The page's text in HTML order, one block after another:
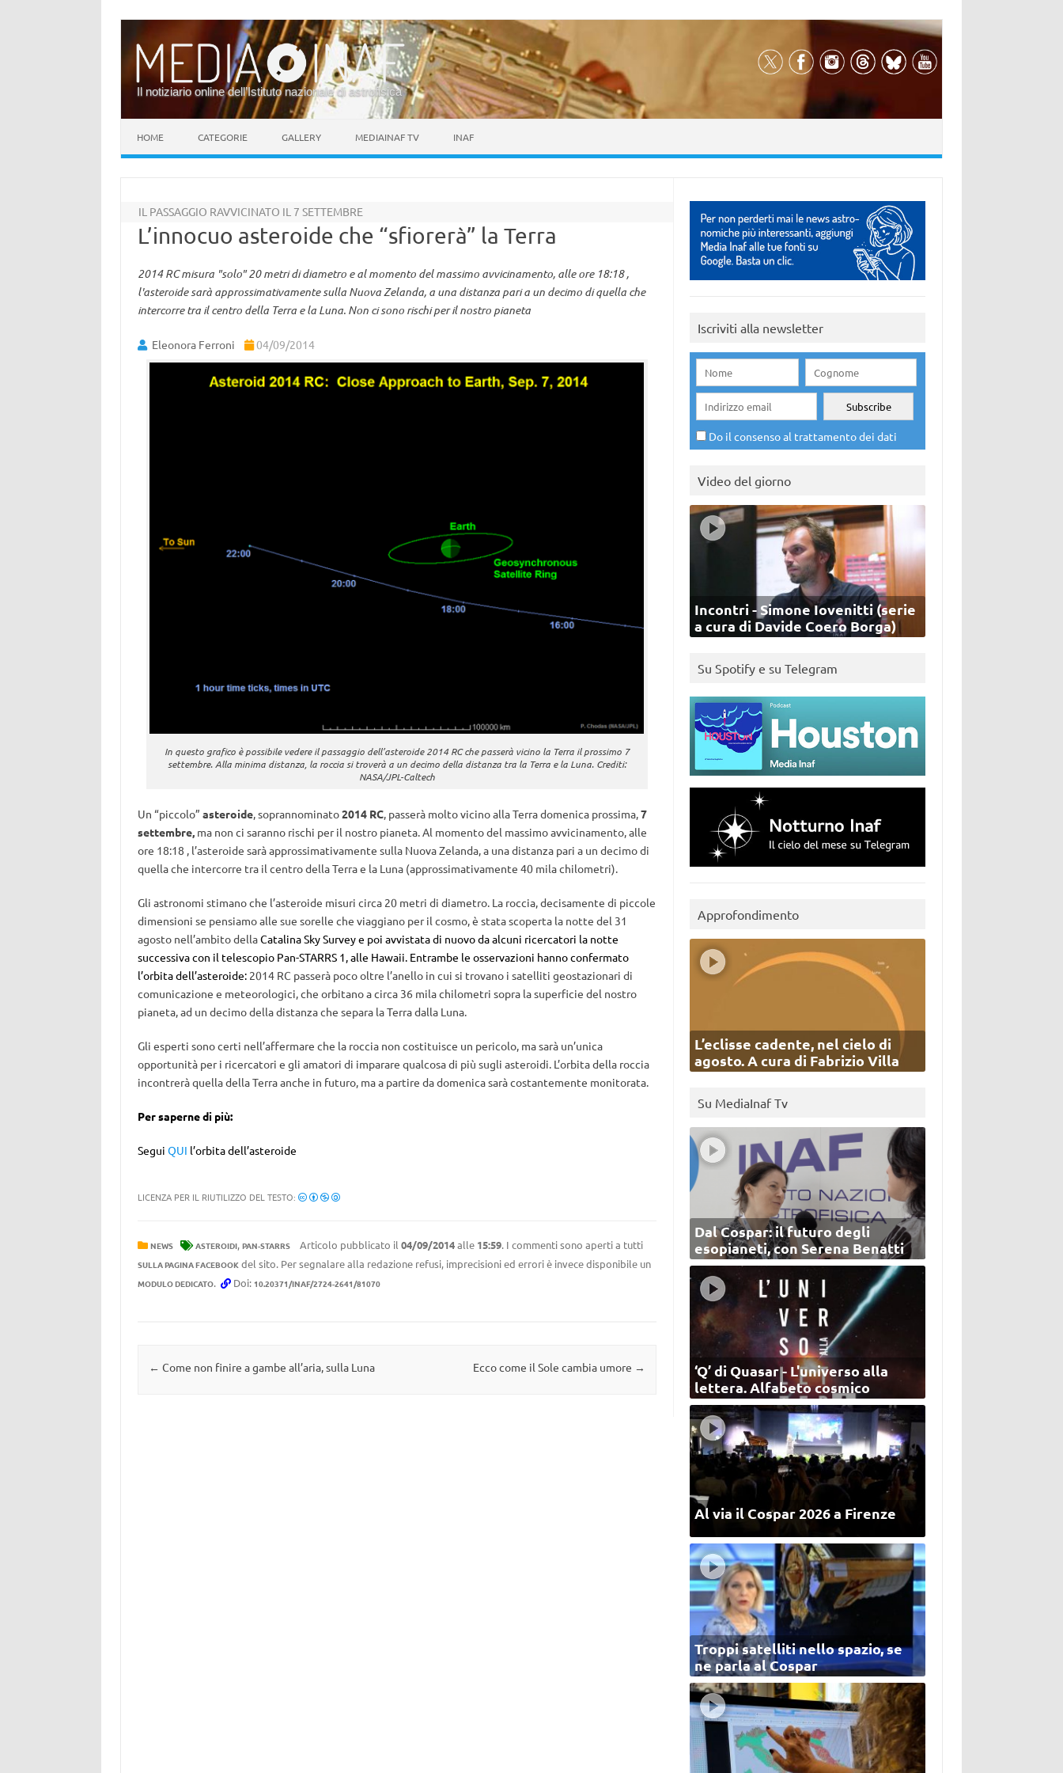
Il notiziario online dell’Istituto nazionale di astrofisica
HOME CATEGORIE GALLERY MEDIAINAF TV INAF
IL PASSAGGIO RAVVICINATO IL 7 SETTEMBRE
L’innocuo asteroide che “sfiorerà” la Terra
2014 RC misura "solo" 20 metri di diametro e al momento del massimo avvicinamento, alle ore 18:18 ,
l'asteroide sarà approssimativamente sulla Nuova Zelanda, a una distanza pari a un decimo di quella che
intercorre tra il centro della Terra e la Luna. Non ci sono rischi per il nostro pianeta
Eleonora Ferroni 04/09/2014
In questo grafico è possibile vedere il passaggio dell’asteroide 2014 RC che passerà vicino la Terra il prossimo 7
settembre. Alla minima distanza, la roccia si troverà a un decimo della distanza tra la Terra e la Luna. Crediti:
NASA/JPL-Caltech
Un “piccolo” asteroide, soprannominato2014 RC, passerà molto vicino alla Terra domenica prossima,7
settembre,ma non ci saranno rischi per il nostro pianeta. Al momento del massimo avvicinamento, alle
ore 18:18 , l’asteroide sarà approssimativamente sulla Nuova Zelanda, a una distanza pari a un decimo di
quella che intercorre tra il centro della Terra e la Luna (approssimativamente 40 mila chilometri).
Gli astronomi stimano che l’asteroide misuri circa 20 metri di diametro. La roccia, decisamente di piccole
dimensioni se pensiamo alle sue sorelle che viaggiano per il cosmo, è stata scoperta la notte del 31
agosto nell’ambito dellaCatalina Sky Survey e poi avvistata di nuovo da alcuni ricercatori la notte
successiva con il telescopio Pan-STARRS 1, alle Hawaii. Entrambe le osservazioni hanno confermato
l’orbita dell’asteroide: 2014 RC passerà poco oltre l’anello in cui si trovano i satelliti geostazionari di
comunicazione e meteorologici, che orbitano a circa 36 mila chilometri sopra la superficie del nostro
pianeta, ad un decimo della distanza che separa la Terra dalla Luna.
Gli esperti sono certi nell’affermare che la roccia non costituisce un pericolo, ma sarà un’unica
opportunità per i ricercatori e gli amatori di imparare qualcosa di più sugli asteroidi. L’orbita della roccia
incontrerà quella della Terra anche in futuro, ma a partire da domenica sarà costantemente monitorata.
Per saperne di più:
Segui QUI l’orbita dell’asteroide
LICENZA PER IL RIUTILIZZO DEL TESTO:
NEWS ASTEROIDI, PAN-STARRS Articolo pubblicato il 04/09/2014alle 15:59. I commenti sono aperti a tutti
SULLA PAGINA FACEBOOKdel sito. Per segnalare alla redazione refusi, imprecisioni ed errori è invece disponibile un
MODULO DEDICATO. Doi: 10.20371/INAF/2724-2641/81070
Navigazione articolo
← Come non finire a gambe all’aria, sulla Luna Ecco come il Sole cambia umore →
Iscriviti alla newsletter
Do il consenso al trattamento dei dati
Video del giorno
Incontri - Simone Iovenitti (serie
a cura di Davide Coero Borga)
Su Spotify e su Telegram
Approfondimento
L’eclisse cadente, nel cielo di
agosto. A cura di Fabrizio Villa
Su MediaInaf Tv
Dal Cospar: il futuro degli
esopianeti, con Serena Benatti
‘Q’ di Quasar - L'universo alla
lettera. Alfabeto cosmico
Al via il Cospar 2026 a Firenze
Troppi satelliti nello spazio, se
ne parla al Cospar